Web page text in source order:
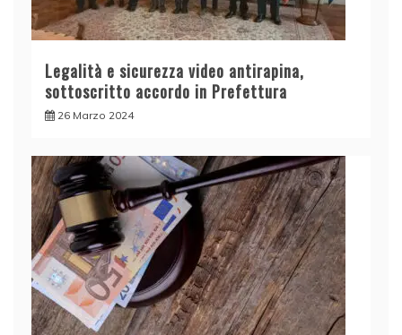
Legalità e sicurezza video antirapina,
sottoscritto accordo in Prefettura
26 Marzo 2024